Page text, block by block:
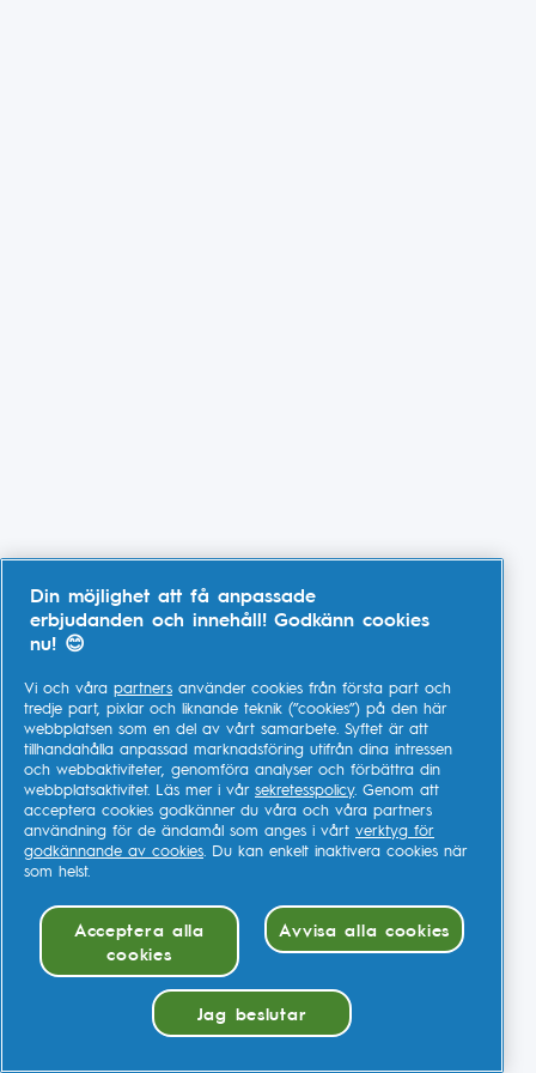
Din möjlighet att få anpassade
erbjudanden och innehåll! Godkänn cookies
nu! 😊
Vi och våra partners använder cookies från första part och
tredje part, pixlar och liknande teknik (”cookies”) på den här
webbplatsen som en del av vårt samarbete. Syftet är att
tillhandahålla anpassad marknadsföring utifrån dina intressen
och webbaktiviteter, genomföra analyser och förbättra din
webbplatsaktivitet. Läs mer i vår sekretesspolicy. Genom att
acceptera cookies godkänner du våra och våra partners
användning för de ändamål som anges i vårt verktyg för
godkännande av cookies. Du kan enkelt inaktivera cookies när
som helst.
Acceptera alla
cookies
Avvisa alla cookies
Jag beslutar